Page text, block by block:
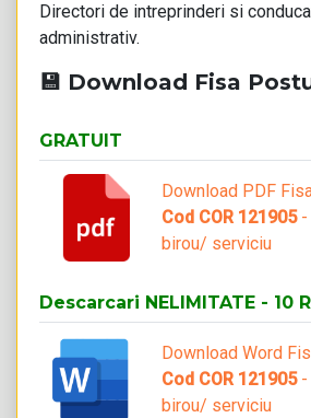
Directori de intreprinderi si
administrativ.
💾 Download Fisa
GRATUIT
Download PDF
Cod COR 121905-
birou/ serviciu
Descarcari NELIMITATE - 10
Download Word
Cod COR 121905-
birou/ serviciu